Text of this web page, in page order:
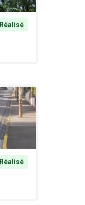
Réalisé
Réalisé